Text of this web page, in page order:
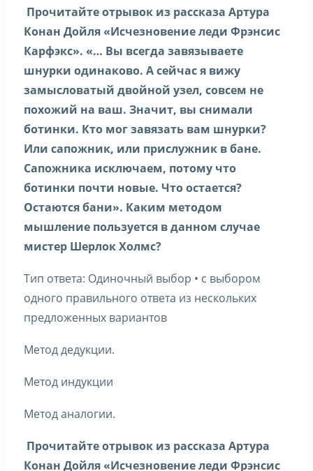
Прочитайте отрывок из рассказа Артура
Конан Дойля «Исчезновение леди Фрэнсис
Карфэкс». «… Вы всегда завязываете
шнурки одинаково. А сейчас я вижу
замысловатый двойной узел, совсем не
похожий на ваш. Значит, вы снимали
ботинки. Кто мог завязать вам шнурки?
Или сапожник, или прислужник в бане.
Сапожника исключаем, потому что
ботинки почти новые. Что остается?
Остаются бани». Каким методом
мышление пользуется в данном случае
мистер Шерлок Холмс?
Тип ответа: Одиночный выбор • с выбором
одного правильного ответа из нескольких
предложенных вариантов
Метод дедукции.
Метод индукции
Метод аналогии.
Прочитайте отрывок из рассказа Артура
Конан Дойля «Исчезновение леди Фрэнсис